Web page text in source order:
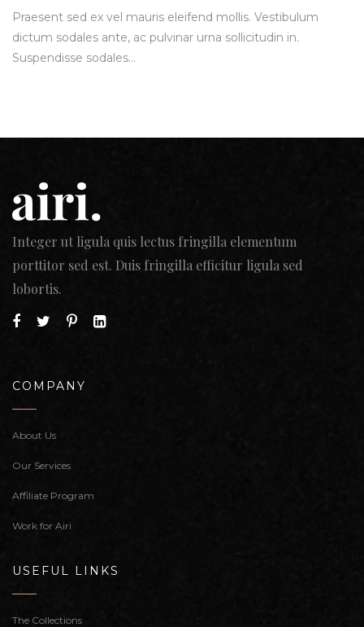
Praesent sed ex vel mauris eleifend mollis. Vestibulum
dictum sodales ante, ac pulvinar urna sollicitudin in.
Suspendisse sodales…
Integer ut ligula quis lectus fringilla elementum
porttitor sed est. Duis fringilla efficitur ligula sed
lobortis.
COMPANY
About Us
Our Services
Affiliate Program
Work for Airi
USEFUL LINKS
The Collections